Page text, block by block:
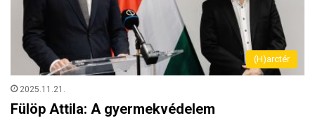
(H)arctér
2025.11.21.
Fülöp Attila: A gyermekvédelem